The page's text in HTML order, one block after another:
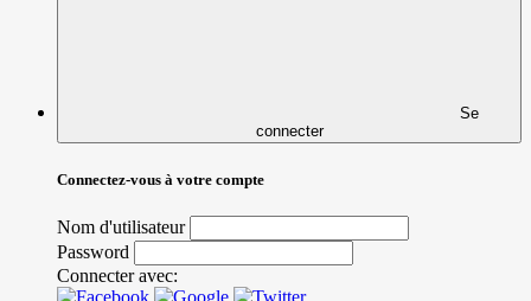
Se
connecter
Connectez-vous à votre compte
Nom d'utilisateur
Password
Connecter avec: